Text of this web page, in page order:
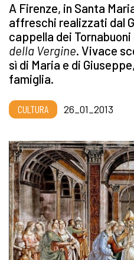
A Firenze, in Santa
affreschi realizzati dal
cappella dei Tornabuoni
della Vergine. Vivace
sì di Maria e di
famiglia.
CULTURA 26_01_2013